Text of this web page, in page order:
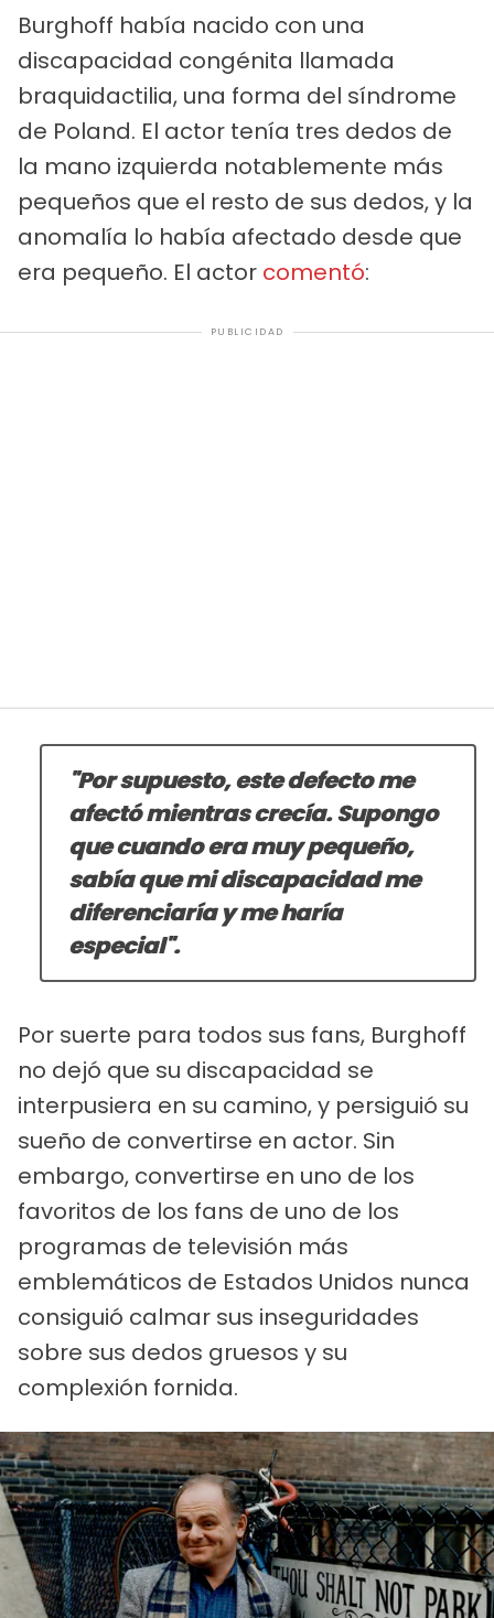
Burghoff había nacido con una
discapacidad congénita llamada
braquidactilia, una forma del síndrome
de Poland. El actor tenía tres dedos de
la mano izquierda notablemente más
pequeños que el resto de sus dedos, y la
anomalía lo había afectado desde que
era pequeño. El actor comentó:
PUBLICIDAD
"Por supuesto, este defecto me
afectó mientras crecía. Supongo
que cuando era muy pequeño,
sabía que mi discapacidad me
diferenciaría y me haría
especial".
Por suerte para todos sus fans, Burghoff
no dejó que su discapacidad se
interpusiera en su camino, y persiguió su
sueño de convertirse en actor. Sin
embargo, convertirse en uno de los
favoritos de los fans de uno de los
programas de televisión más
emblemáticos de Estados Unidos nunca
consiguió calmar sus inseguridades
sobre sus dedos gruesos y su
complexión fornida.